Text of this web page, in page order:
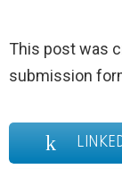
This post was
submission